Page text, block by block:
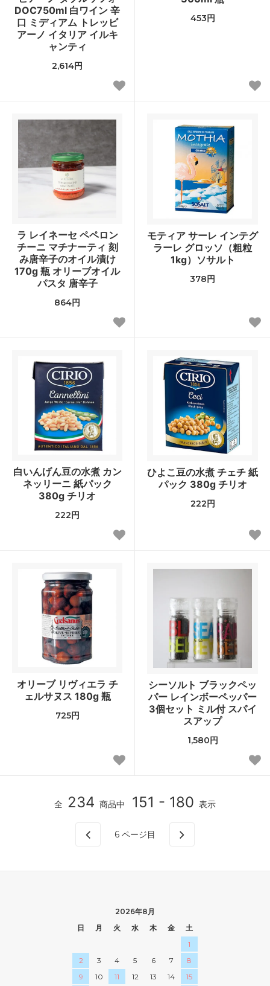
DOC750ml 白ワイン 辛
口 ミディアム トレッビ
アーノ イタリア イルキ
ャンティ
2,614円
453円
ラ レイネーセ ペペロン
チーニ マチナーティ 刻
み唐辛子のオイル漬け
170g 瓶 オリーブオイル
パスタ 唐辛子
864円
モティア サーレ インテグ
ラーレ グロッソ（粗粒
1kg）ソサルト
378円
白いんげん豆の水煮 カン
ネッリーニ 紙パック
380g チリオ
222円
ひよこ豆の水煮 チェチ 紙
パック 380g チリオ
222円
オリーブ リヴィエラ チ
ェルサヌス 180g 瓶
725円
シーソルト ブラックペッ
パー レインボーペッパー
3個セット ミル付 スパイ
スアップ
1,580円
全 234 商品中 151 - 180 表示
6 ページ目
2026年8月
日
月 火 水 木 金
土
1
2
3 4 5 6 7
8
9
10 11 12 13 14
15